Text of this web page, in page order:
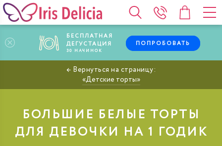
БЕСПЛАТНАЯ
ДЕГУСТАЦИЯ
30 НАЧИНОК
ПОПРОБОВАТЬ
Детские торты
БОЛЬШИЕ БЕЛЫЕ ТОРТЫ
ДЛЯ ДЕВОЧКИ НА 1 ГОДИК